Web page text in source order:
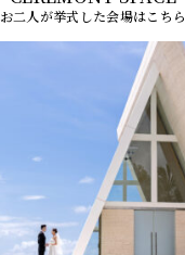
お二人が挙式した会場はこちら